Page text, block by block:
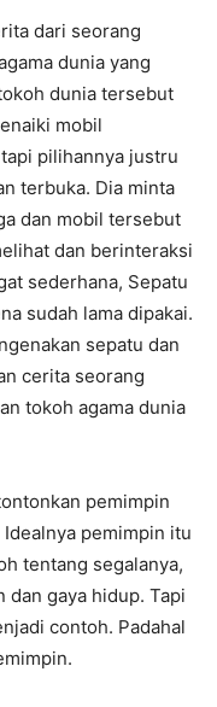
dari seorang
dunia yang
dunia tersebut
mobil
pilihannya justru
terbuka. Dia minta
dan mobil tersebut
dan berinteraksi
sederhana, Sepatu
sudah lama dipakai.
sepatu dan
cerita seorang
tokoh agama dunia
pemimpin
pemimpin itu
tentang segalanya,
dan gaya hidup. Tapi
contoh. Padahal